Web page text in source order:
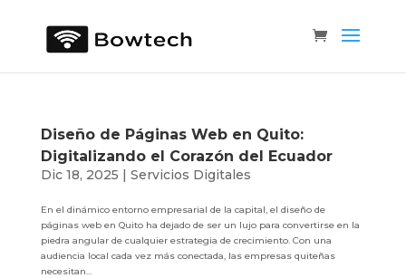
Diseño de Páginas Web en Quito:
Digitalizando el Corazón del Ecuador
Dic 18, 2025 | Servicios Digitales
En el dinámico entorno empresarial de la capital, el diseño de
páginas web en Quito ha dejado de ser un lujo para convertirse en la
piedra angular de cualquier estrategia de crecimiento. Con una
audiencia local cada vez más conectada, las empresas quiteñas
necesitan...